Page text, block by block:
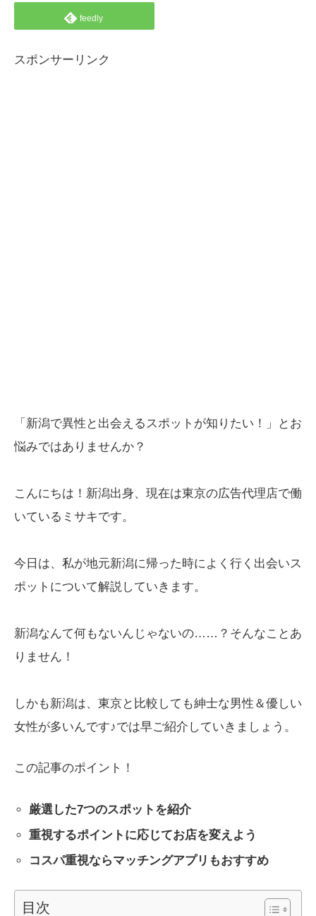
feedly
スポンサーリンク
「新潟で異性と出会えるスポットが知りたい！」とお
悩みではありませんか？
こんにちは！新潟出身、現在は東京の広告代理店で働
いているミサキです。
今日は、私が地元新潟に帰った時によく行く出会いス
ポットについて解説していきます。
新潟なんて何もないんじゃないの……？そんなことあ
りません！
しかも新潟は、東京と比較しても紳士な男性＆優しい
女性が多いんです♪では早ご紹介していきましょう。
この記事のポイント！
厳選した7つのスポットを紹介
重視するポイントに応じてお店を変えよう
コスパ重視ならマッチングアプリもおすすめ
目次